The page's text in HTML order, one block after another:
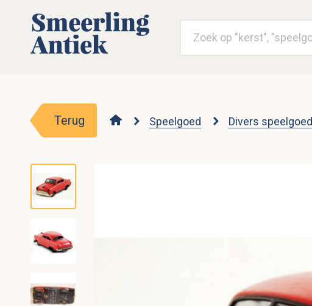
Terug Speelgoed Divers speelgoed